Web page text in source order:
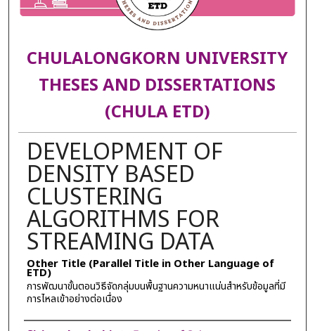
CHULALONGKORN UNIVERSITY
THESES AND DISSERTATIONS
(CHULA ETD)
DEVELOPMENT OF
DENSITY BASED
CLUSTERING
ALGORITHMS FOR
STREAMING DATA
Other Title (Parallel Title in Other Language of
ETD)
การพัฒนาขั้นตอนวิธีจัดกลุ่มบนพื้นฐานความหนาแน่นสำหรับข้อมูลที่มี
การไหลเข้าอย่างต่อเนื่อง